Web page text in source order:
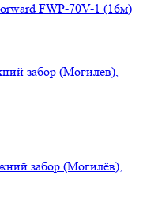
забор (Могилёв),
забор (Могилёв),